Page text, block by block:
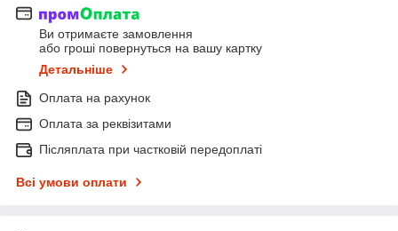
Ви отримаєте замовлення
або гроші повернуться на вашу картку
Детальніше
Оплата на рахунок
Оплата за реквізитами
Післяплата при частковій передоплаті
Всі умови оплати